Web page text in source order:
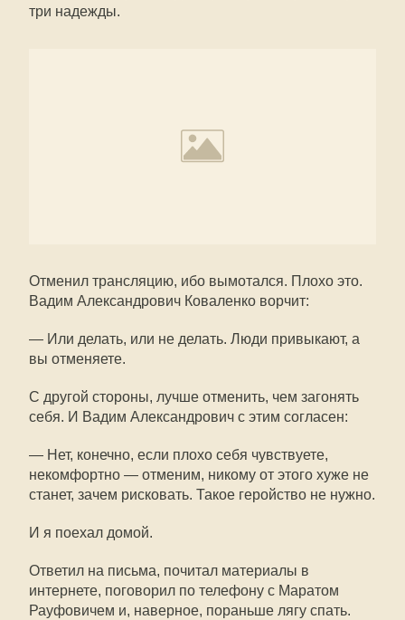
три надежды.
Отменил трансляцию, ибо вымотался. Плохо это.
Вадим Александрович Коваленко ворчит:
— Или делать, или не делать. Люди привыкают, а
вы отменяете.
С другой стороны, лучше отменить, чем загонять
себя. И Вадим Александрович с этим согласен:
— Нет, конечно, если плохо себя чувствуете,
некомфортно — отменим, никому от этого хуже не
станет, зачем рисковать. Такое геройство не нужно.
И я поехал домой.
Ответил на письма, почитал материалы в
интернете, поговорил по телефону с Маратом
Рауфовичем и, наверное, пораньше лягу спать.